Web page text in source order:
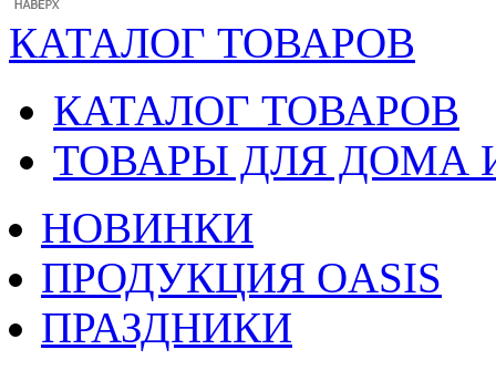
КАТАЛОГ ТОВАРОВ
КАТАЛОГ ТОВАРОВ
ТОВАРЫ ДЛЯ ДОМА
НОВИНКИ
ПРОДУКЦИЯ OASIS
ПРАЗДНИКИ